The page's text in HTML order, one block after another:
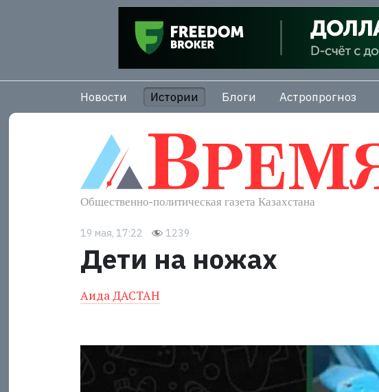
Новости Истории Блоги Астропрогноз
19 мая, 17:22 1239
Дети на ножах
Аида ДАСТАН